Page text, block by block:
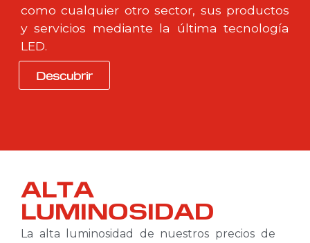
como cualquier otro sector, sus productos
y servicios mediante la última tecnología
LED.
Descubrir
ALTA
LUMINOSIDAD
La alta luminosidad de nuestros precios de